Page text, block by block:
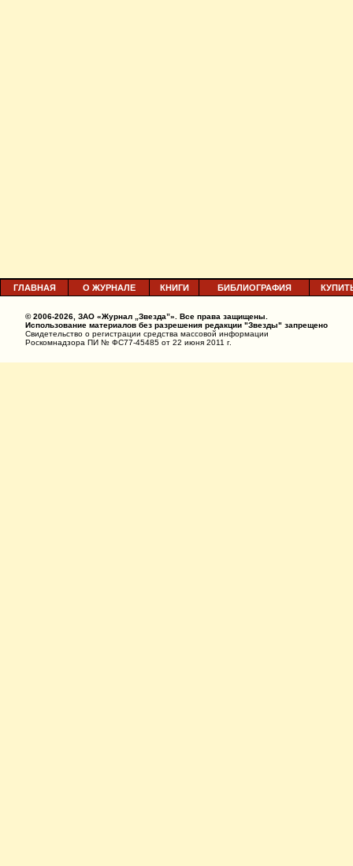
ГЛАВНАЯ О ЖУРНАЛЕ КНИГИ БИБЛИОГРАФИЯ
© 2006-2026, ЗАО «Журнал „Звезда”». Все права защищены.
Использование материалов без разрешения редакции "Звезды" запрещено
Свидетельство о регистрации средства массовой информации
Роскомнадзора ПИ № ФС77-45485 от 22 июня 2011 г.